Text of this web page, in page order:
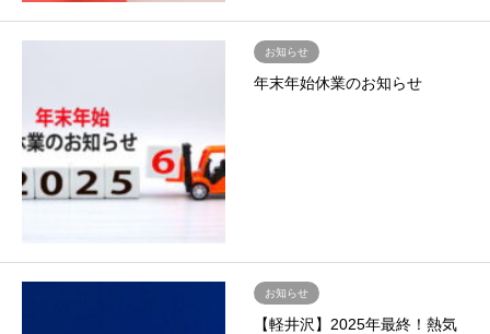
お知らせ
年末年始休業のお知らせ
お知らせ
【軽井沢】2025年最終！熱気